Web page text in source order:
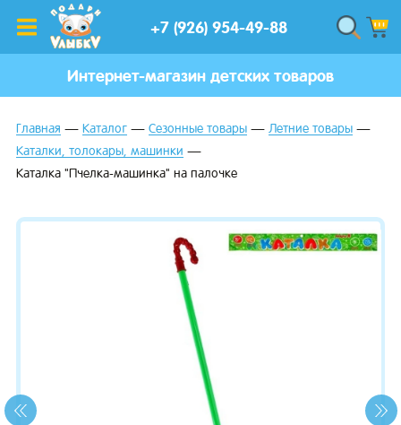
+7 (926) 954-49-88
Интернет-магазин детских товаров
Главная Каталог Сезонные товары
Летние товары
Каталки, толокары, машинки
Каталка "Пчелка-машинка" на палочке